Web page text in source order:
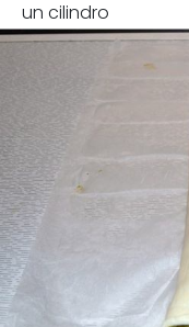
un cilindro